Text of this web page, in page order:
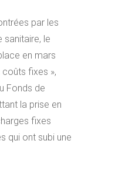
par les
sanitaire, le
en mars
fixes »,
Fonds de
la prise en
fixes
qui ont subi une